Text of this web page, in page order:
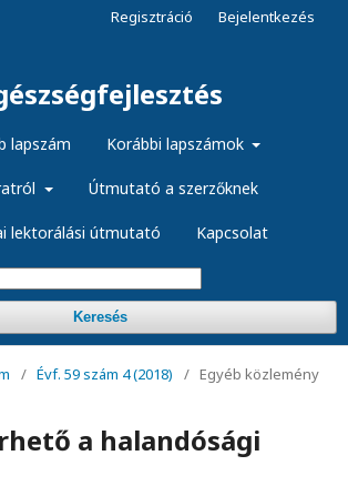
lapszám Korábbi lapszámok
Útmutató a szerzőknek
lektorálási útmutató Kapcsolat
Keresés
Regisztráció Bejelentkezés
/ Évf. 59 szám 4 (2018) / Egyéb közlemény
a halandósági